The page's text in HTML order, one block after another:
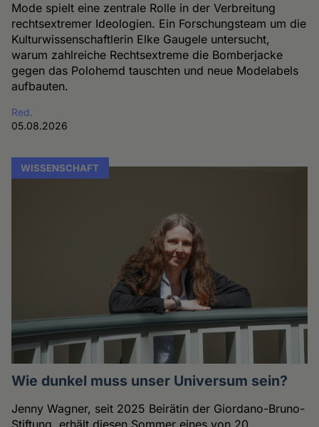
Mode spielt eine zentrale Rolle in der Verbreitung
rechtsextremer Ideologien. Ein Forschungsteam um die
Kulturwissenschaftlerin Elke Gaugele untersucht,
warum zahlreiche Rechtsextreme die Bomberjacke
gegen das Polohemd tauschten und neue Modelabels
aufbauten.
Red.
05.08.2026
WISSENSCHAFT
Wie dunkel muss unser Universum sein?
Jenny Wagner, seit 2025 Beirätin der Giordano-Bruno-